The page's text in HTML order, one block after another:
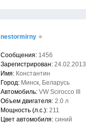
nestormirny
Сообщения: 1456
Зарегистрирован: 24.02.2013
Имя: Константин
Город: Минск, Беларусь
Автомобиль: VW Scirocco III
Объем двигателя: 2.0 л
Мощность (л.с.): 211
Цвет автомобиля: синий